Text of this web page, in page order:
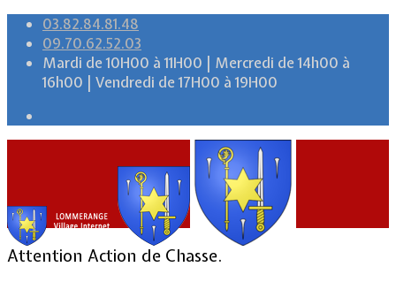
03.82.84.81.48
09.70.62.52.03
Mardi de 10H00 à 11H00 | Mercredi de 14h00 à
16h00 | Vendredi de 17H00 à 19H00
Attention Action de Chasse.